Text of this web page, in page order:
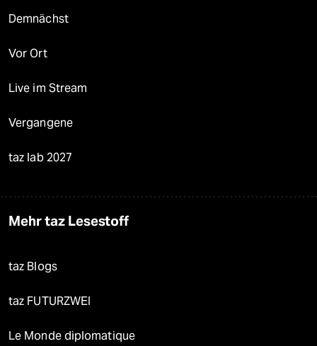
Demnächst
Vor Ort
Live im Stream
Vergangene
taz lab 2027
Mehr taz Lesestoff
taz Blogs
taz FUTURZWEI
Le Monde diplomatique